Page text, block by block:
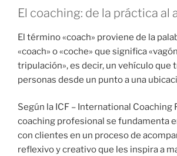
El coaching: de la práctica al
El término «coach» proviene de la
«coach» o «coche» que significa
tripulación», es decir, un vehículo que
personas desde un punto a una
Según la ICF – International Coaching
coaching profesional se fundamenta
con clientes en un proceso de
reflexivo y creativo que les inspira a